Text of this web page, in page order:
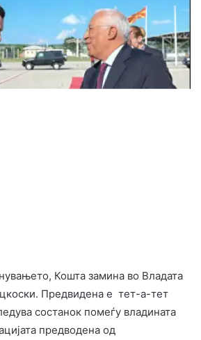
Кошта замина во Владата
Предвидена е тет-а-тет
состанок помеѓу владината
предводена од